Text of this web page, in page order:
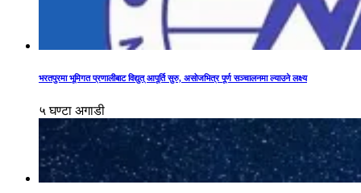
भरतपुरमा भूमिगत प्रणालीबाट विद्युत् आपूर्ति सुरु, असोजभित्र पूर्ण सञ्चालनमा ल्याउने लक्ष्य
५ घण्टा अगाडी